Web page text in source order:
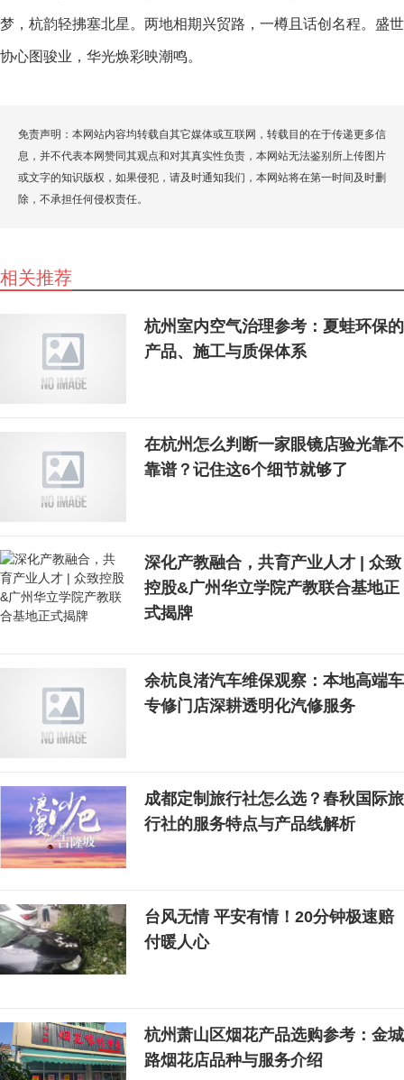
梦，杭韵轻拂塞北星。两地相期兴贸路，一樽且话创名程。盛世
协心图骏业，华光焕彩映潮鸣。
免责声明：本网站内容均转载自其它媒体或互联网，转载目的在于传递更多信
息，并不代表本网赞同其观点和对其真实性负责，本网站无法鉴别所上传图片
或文字的知识版权，如果侵犯，请及时通知我们，本网站将在第一时间及时删
除，不承担任何侵权责任。
相关推荐
杭州室内空气治理参考：夏蛙环保的
产品、施工与质保体系
在杭州怎么判断一家眼镜店验光靠不
靠谱？记住这6个细节就够了
深化产教融合，共育产业人才 | 众致
控股&广州华立学院产教联合基地正
式揭牌
余杭良渚汽车维保观察：本地高端车
专修门店深耕透明化汽修服务
成都定制旅行社怎么选？春秋国际旅
行社的服务特点与产品线解析
台风无情 平安有情！20分钟极速赔
付暖人心
杭州萧山区烟花产品选购参考：金城
路烟花店品种与服务介绍